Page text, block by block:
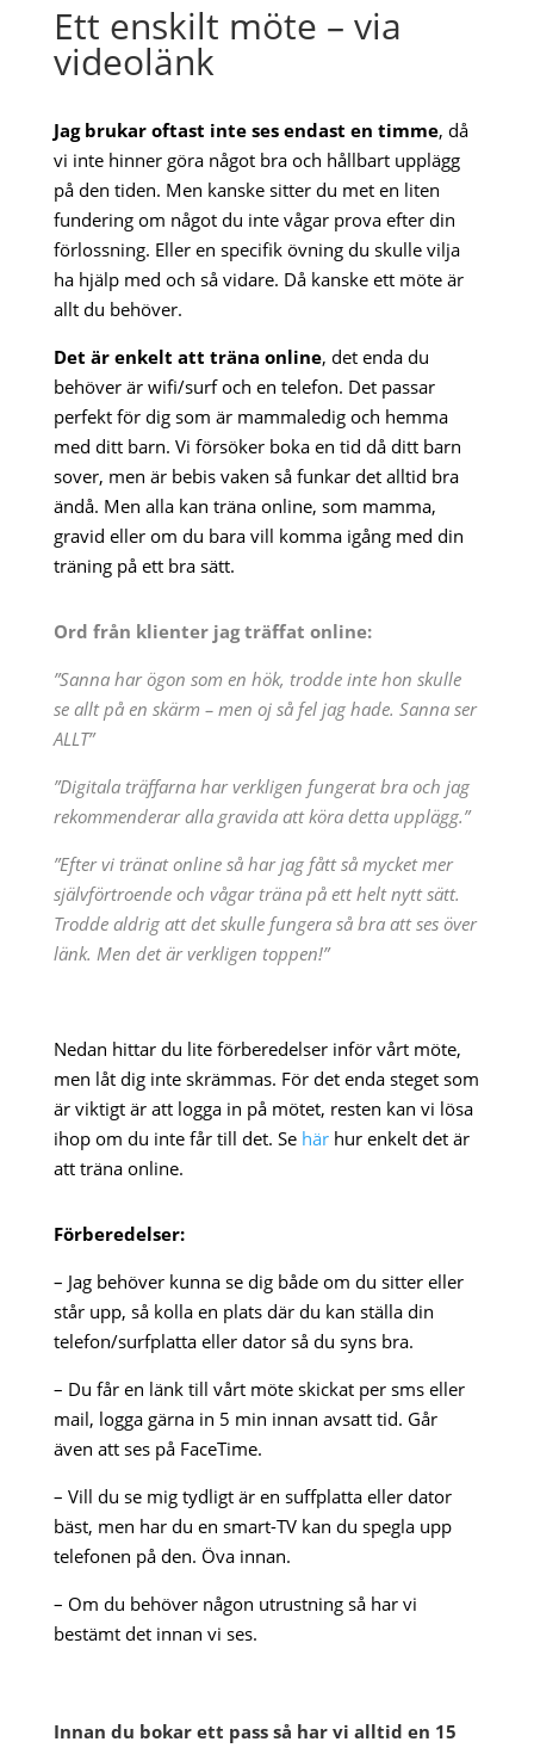
Ett enskilt möte – via
videolänk
Jag brukar oftast inte ses endast en timme, då
vi inte hinner göra något bra och hållbart upplägg
på den tiden. Men kanske sitter du met en liten
fundering om något du inte vågar prova efter din
förlossning. Eller en specifik övning du skulle vilja
ha hjälp med och så vidare. Då kanske ett möte är
allt du behöver.
Det är enkelt att träna online, det enda du
behöver är wifi/surf och en telefon. Det passar
perfekt för dig som är mammaledig och hemma
med ditt barn. Vi försöker boka en tid då ditt barn
sover, men är bebis vaken så funkar det alltid bra
ändå. Men alla kan träna online, som mamma,
gravid eller om du bara vill komma igång med din
träning på ett bra sätt.
Ord från klienter jag träffat online:
”Sanna har ögon som en hök, trodde inte hon skulle
se allt på en skärm – men oj så fel jag hade. Sanna ser
ALLT”
”Digitala träffarna har verkligen fungerat bra och jag
rekommenderar alla gravida att köra detta upplägg.”
”Efter vi tränat online så har jag fått så mycket mer
självförtroende och vågar träna på ett helt nytt sätt.
Trodde aldrig att det skulle fungera så bra att ses över
länk. Men det är verkligen toppen!”
Nedan hittar du lite förberedelser inför vårt möte,
men låt dig inte skrämmas. För det enda steget som
är viktigt är att logga in på mötet, resten kan vi lösa
ihop om du inte får till det. Se härhur enkelt det är
att träna online.
Förberedelser:
– Jag behöver kunna se dig både om du sitter eller
står upp, så kolla en plats där du kan ställa din
telefon/surfplatta eller dator så du syns bra.
– Du får en länk till vårt möte skickat per sms eller
mail, logga gärna in 5 min innan avsatt tid. Går
även att ses på FaceTime.
– Vill du se mig tydligt är en suffplatta eller dator
bäst, men har du en smart-TV kan du spegla upp
telefonen på den. Öva innan.
– Om du behöver någon utrustning så har vi
bestämt det innan vi ses.
Innan du bokar ett pass så har vi alltid en 15